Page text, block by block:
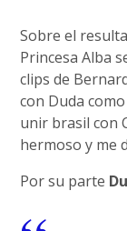
Sobre el
Princesa Alba
clips de
con Duda
unir brasil con
hermoso y me
Por su parte